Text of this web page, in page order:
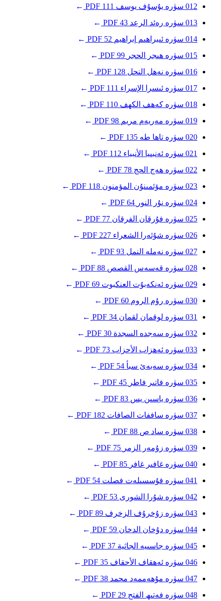
012 سۈرە يۇسۇف يوسف 111
PDF
→
013 سۈرە رەئد الرعد 43
PDF
→
014 سۈرە ئىبراھىم إبراهيم 52
PDF
→
015 سۈرە ھىجر الحجر 99
PDF
→
016 سۈرە نەھل النحل 128
PDF
→
017 سۈرە ئىسرا الإسراء 111
PDF
→
018 سۈرە كەھف الكهف 110
PDF
→
019 سۈرە مەريەم مريم 98
PDF
→
020 سۈرە تاھا طه 135
PDF
→
021 سۈرە ئەنبىيا الأنبياء 112
PDF
→
022 سۈرە ھەج الحج 78
PDF
→
023 سۈرە مۆئمىنۇن المؤمنون 118
PDF
→
024 سۈرە نۇر النور 64
PDF
→
025 سۈرە فۇرقان الفرقان 77
PDF
→
026 سۈرە شۇئەرا الشعراء 227
PDF
→
027 سۈرە نەملە النمل 93
PDF
→
028 سۈرە قەسەس القصص 88
PDF
→
029 سۈرە ئەنكەبۇت العنكبوت 69
PDF
→
030 سۈرە رۇم الروم 60
PDF
→
031 سۈرە لوقمان لقمان 34
PDF
→
032 سۈرە سەجدە السجدة 30
PDF
→
033 سۈرە ئەھزاب الأحزاب 73
PDF
→
034 سۈرە سەبەئ سبأ 54
PDF
→
035 سۈرە فاتىر فاطر 45
PDF
→
036 سۈرە ياسىن يس 83
PDF
→
037 سۈرە ساففات الصافات 182
PDF
→
038 سۈرە ساد ص 88
PDF
→
039 سۈرە زۇمەر الزمر 75
PDF
→
040 سۈرە غافىر غافر 85
PDF
→
041 سۈرە فۇسسىلەت فصلت 54
PDF
→
042 سۈرە شۇرا الشورى 53
PDF
→
043 سۈرە زۇخرۇف الزخرف 89
PDF
→
044 سۈرە دۇخان الدخان 59
PDF
→
045 سۈرە جاسىيە الجاثية 37
PDF
→
046 سۈرە ئەھقاف الأحقاف 35
PDF
→
047 سۈرە مۇھەممەد محمد 38
PDF
→
048 سۈرە فەتىھ الفتح 29
PDF
→